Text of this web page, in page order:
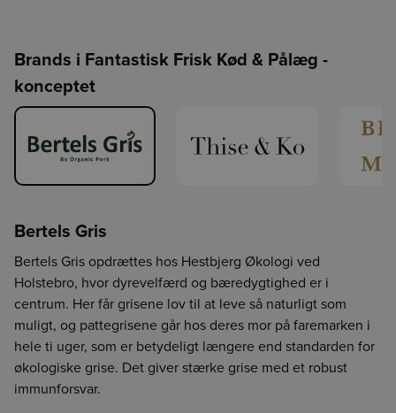
Brands i Fantastisk Frisk Kød & Pålæg -
konceptet
Bertels Gris
Bertels Gris opdrættes hos Hestbjerg Økologi ved
Holstebro, hvor dyrevelfærd og bæredygtighed er i
centrum. Her får grisene lov til at leve så naturligt som
muligt, og pattegrisene går hos deres mor på faremarken i
hele ti uger, som er betydeligt længere end standarden for
økologiske grise. Det giver stærke grise med et robust
immunforsvar.